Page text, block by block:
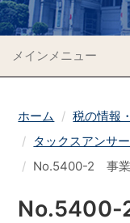
メインメニュー
ホーム 税の情報
タックスアンサ
No.5400-2 事業
No.5400-